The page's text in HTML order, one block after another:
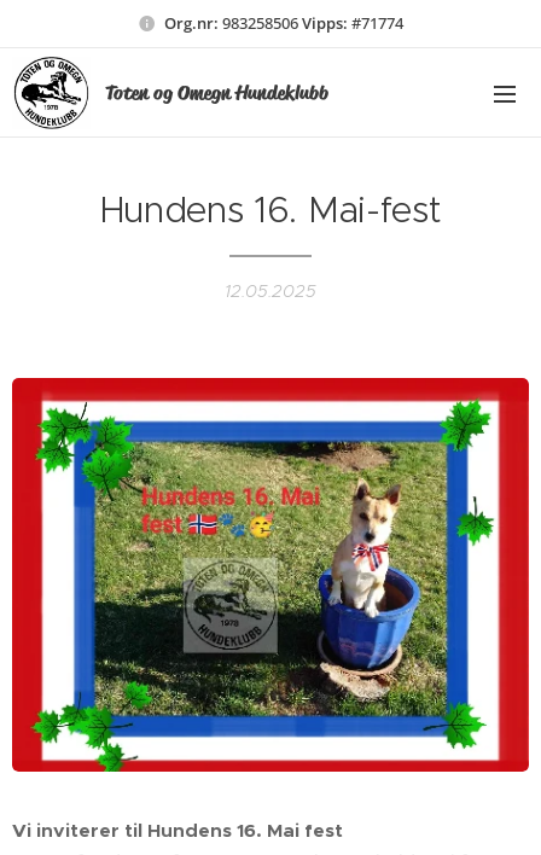
Org.nr: 983258506Vipps: #71774
Toten og Omegn Hundeklubb
Hundens 16. Mai-fest
12.05.2025
Vi inviterer til Hundens 16. Mai fest